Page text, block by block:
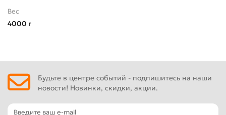
Вес
4000 г
Будьте в центре событий - подпишитесь на наши
новости! Новинки, скидки, акции.